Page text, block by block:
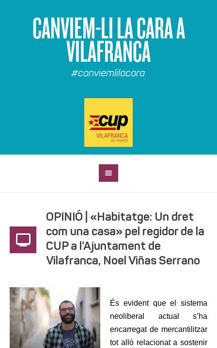
CANVIEM-LI LA CARA A
VILAFRANCA
#canviemlilacara
OPINIÓ | «Habitatge: Un dret
com una casa» pel regidor de la
CUP a l’Ajuntament de
Vilafranca, Noel Viñas Serrano
És evident que el sistema
neoliberal actual s’ha
encarregat de mercantilitzar
tot allò relacionat a sostenir